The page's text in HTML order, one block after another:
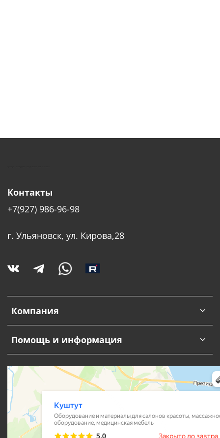
КУШТУТ - ОБОРУДОВАНИЕ ДЛЯ САЛОНОВ КРАСОТЫ
Компания
Помощь и информация
Контакты
+7(927) 986-96-98
г. Ульяновск, ул. Кирова,28